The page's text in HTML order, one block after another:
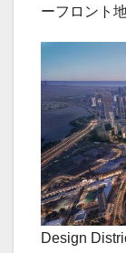
ーフロント
Design